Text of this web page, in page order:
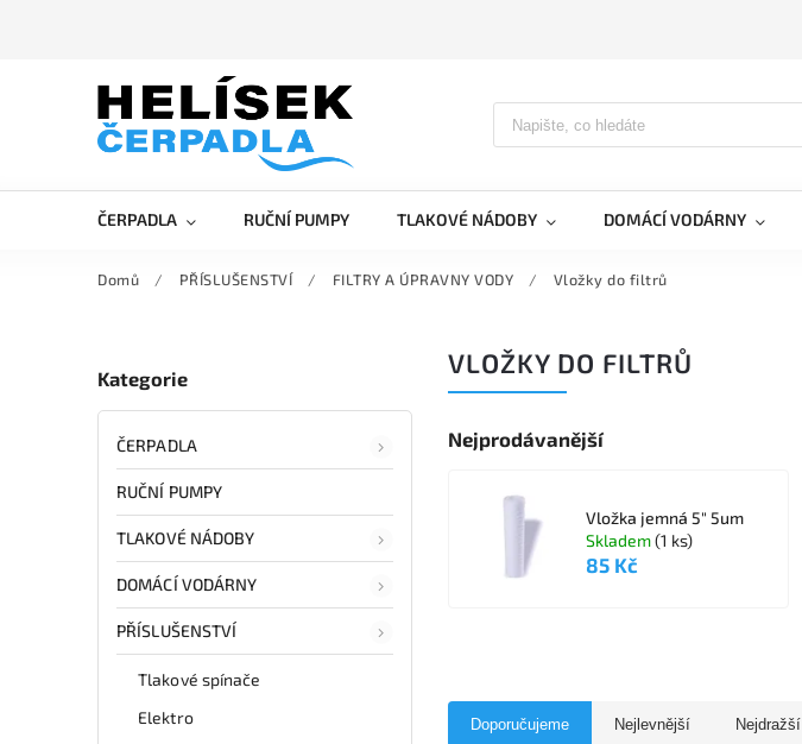
ČERPADLA RUČNÍ PUMPY TLAKOVÉ NÁDOBY DOMÁCÍ VODÁRNY
Domů / PŘÍSLUŠENSTVÍ / FILTRY A ÚPRAVNY VODY / Vložky do filtrů
Kategorie
ČERPADLA
RUČNÍ PUMPY
TLAKOVÉ NÁDOBY
DOMÁCÍ VODÁRNY
PŘÍSLUŠENSTVÍ
Tlakové spínače
Elektro
VLOŽKY DO FILTRŮ
Nejprodávanější
Vložka jemná 5" 5um
Skladem(1 ks)
85 Kč
Doporučujeme Nejlevnější Nejdražší